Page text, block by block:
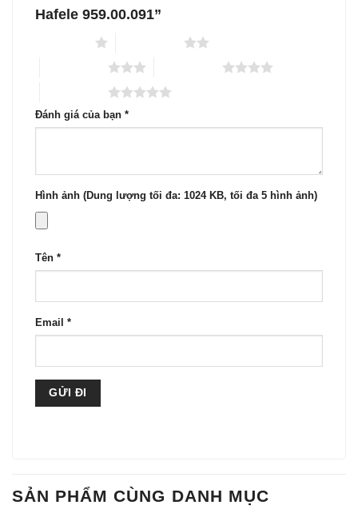
Hafele 959.00.091”
Đánh giá của bạn *
Hình ảnh (Dung lượng tối đa: 1024 KB, tối đa 5 hình ảnh)
Tên *
Email *
SẢN PHẨM CÙNG DANH MỤC